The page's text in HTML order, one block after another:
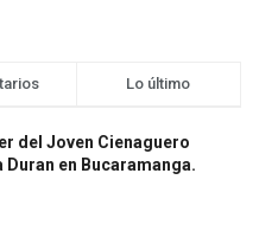
Lo último
del Joven Cienaguero
en Bucaramanga.